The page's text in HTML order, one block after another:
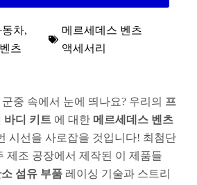
동차,
츠
메르세데스 벤츠
액세서리
군중 속에서 눈에 띄나요? 우리의 프
바디 키트 에 대한 메르세데스 벤츠
시선을 사로잡을 것입니다! 최첨단
제조 공장에서 제작된 이 제품들
섬유 부품 레이싱 기술과 스트리